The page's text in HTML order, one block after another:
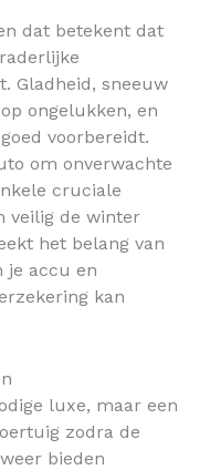
dat betekent dat
Gladheid, sneeuw
ongelukken, en
voorbereidt.
om onverwachte
cruciale
veilig de winter
het belang van
je accu en
kan
luxe, maar een
zodra de
bieden